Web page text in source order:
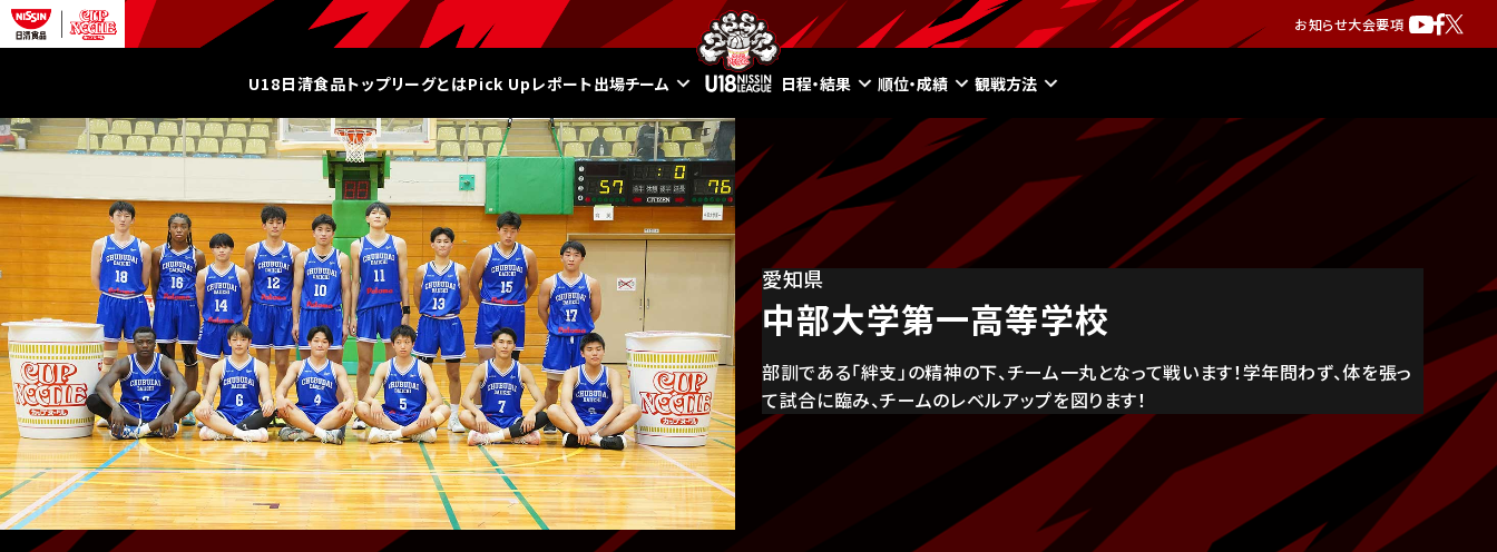
お知らせ大会要項
U18日清食品トップリーグとはPick Upレポート出場チーム 日程・結果 順位・成績 観戦方法
愛知県
中部大学第一高等学校
部訓である「絆支」の精神の下、チーム一丸となって戦います！学年問わず、体を張っ
て試合に臨み、チームのレベルアップを図ります！